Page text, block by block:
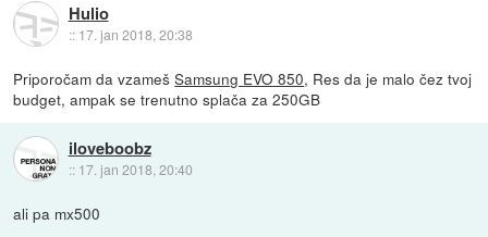
Hulio
:: 17. jan 2018, 20:38
Priporočam da vzamešSamsung EVO 850, Res da je malo čez tvoj
budget, ampak se trenutno splača za 250GB
iloveboobz
:: 17. jan 2018, 20:40
ali pa mx500